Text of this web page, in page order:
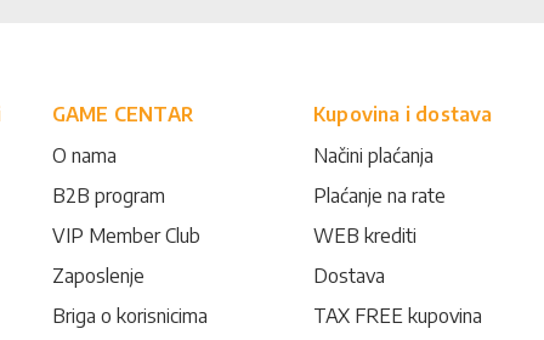
GAME CENTAR
O nama
B2B program
VIP Member Club
Zaposlenje
Briga o korisnicima
Kupovina i dostava
Načini plaćanja
Plaćanje na rate
WEB krediti
Dostava
TAX FREE kupovina